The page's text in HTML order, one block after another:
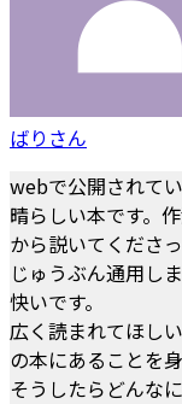
ばりさん
webで公開されて
晴らしい本です。
から説いてくださ
じゅうぶん通用し
快いです。
広く読まれてほし
の本にあることを
そうしたらどんな